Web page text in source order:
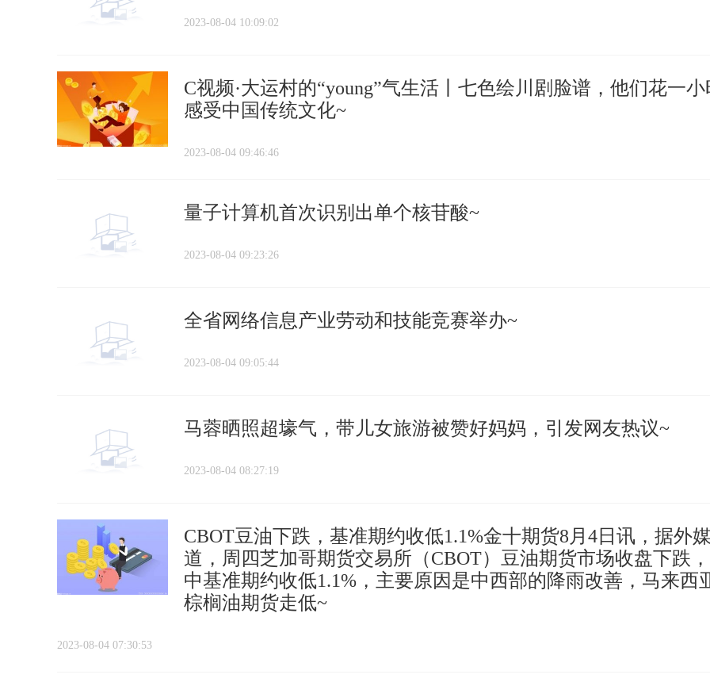
2023-08-04 10:09:02
C视频·大运村的“young”气生活丨七色绘川剧脸谱，他们花一小
感受中国传统文化~
2023-08-04 09:46:46
量子计算机首次识别出单个核苷酸~
2023-08-04 09:23:26
全省网络信息产业劳动和技能竞赛举办~
2023-08-04 09:05:44
马蓉晒照超壕气，带儿女旅游被赞好妈妈，引发网友热议~
2023-08-04 08:27:19
CBOT豆油下跌，基准期约收低1.1%金十期货8月4日讯，据外
道，周四芝加哥期货交易所（CBOT）豆油期货市场收盘下跌
中基准期约收低1.1%，主要原因是中西部的降雨改善，马来西
棕榈油期货走低~
2023-08-04 07:30:53